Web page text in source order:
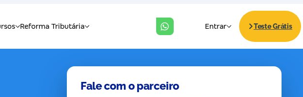
Fale com o parceiro